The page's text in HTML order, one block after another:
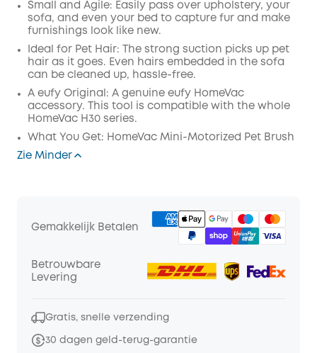
Small and Agile: Easily pass over upholstery, your
sofa, and even your bed to capture fur and make
furnishings look like new.
Ideal for Pet Hair: The strong suction picks up pet
hair as it goes. Even hairs embedded in the sofa
can be cleaned up, hassle-free.
A eufy Original: A genuine eufy HomeVac
accessory. This tool is compatible with the whole
HomeVac H30 series.
What You Get: HomeVac Mini-Motorized Pet Brush
Zie Minder
Gemakkelijk Betalen
Betrouwbare
Levering
Gratis, snelle verzending
30 dagen geld-terug-garantie